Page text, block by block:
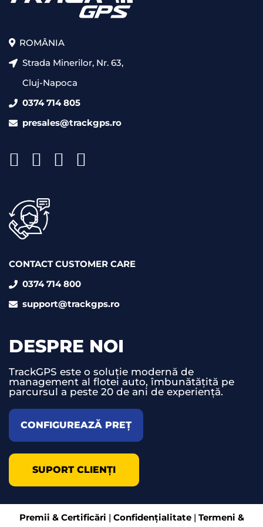
ROMÂNIA
Strada Minerilor, Nr. 63,
Cluj-Napoca
0374 714 805
presales@trackgps.ro
CONTACT CUSTOMER CARE
0374 714 800
support@trackgps.ro
DESPRE NOI
TrackGPS este o soluție modernă de
management al flotei auto, îmbunătățită pe
parcursul a peste 20 de ani de experiență.
CONFIGUREAZĂ PREȚ
SUPORT CLIENȚI
Premii & Certificări | Confidențialitate| Termeni &